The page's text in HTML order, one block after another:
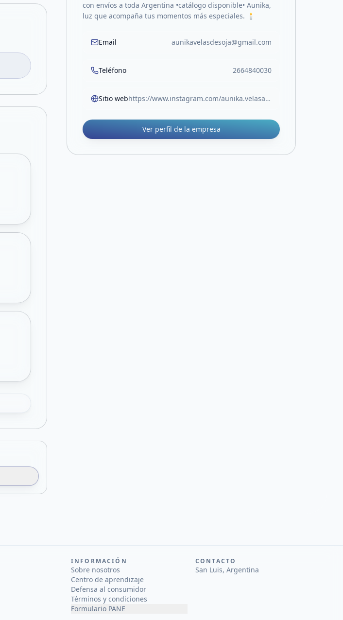
con envíos a toda Argentina •catálogo disponible• Aunika,
luz que acompaña tus momentos más especiales. 🕯️
Email aunikavelasdesoja@gmail.com
Teléfono 2664840030
Sitio web https://www.instagram.com/aunika.velasartesanales?igsh=MTM4aTBhbTNndjhjaQ==
Ver perfil de la empresa
INFORMACIÓN
Sobre nosotros
Centro de aprendizaje
Defensa al consumidor
Términos y condiciones
Formulario PANE
CONTACTO
San Luis, Argentina